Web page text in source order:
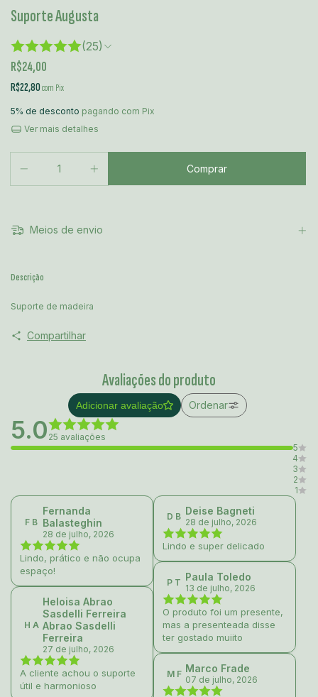
Suporte Augusta
(25)
R$24,00
R$22,80com Pix
5% de desconto pagando com Pix
Ver mais detalhes
Meios de envio
Descrição
Suporte de madeira
Compartilhar
Avaliações do produto
Adicionar avaliação Ordenar
5.0 25 avaliações
5
4
3
2
1
F B
Fernanda
Balasteghin
28 de julho, 2026
Lindo, prático e não ocupa
espaço!
H A
Heloisa Abrao
Sasdelli Ferreira
Abrao Sasdelli
Ferreira
27 de julho, 2026
A cliente achou o suporte
útil e harmonioso
D B Deise Bagneti
28 de julho, 2026
Lindo e super delicado
P T Paula Toledo
13 de julho, 2026
O produto foi um presente,
mas a presenteada disse
ter gostado muiito
M F Marco Frade
07 de julho, 2026